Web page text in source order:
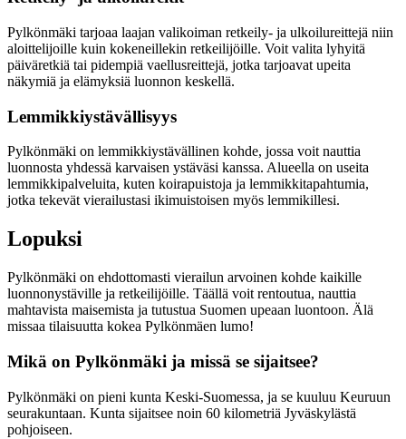
Pylkönmäki tarjoaa laajan valikoiman retkeily- ja ulkoilureittejä niin
aloittelijoille kuin kokeneillekin retkeilijöille. Voit valita lyhyitä
päiväretkiä tai pidempiä vaellusreittejä, jotka tarjoavat upeita
näkymiä ja elämyksiä luonnon keskellä.
Lemmikkiystävällisyys
Pylkönmäki on lemmikkiystävällinen kohde, jossa voit nauttia
luonnosta yhdessä karvaisen ystäväsi kanssa. Alueella on useita
lemmikkipalveluita, kuten koirapuistoja ja lemmikkitapahtumia,
jotka tekevät vierailustasi ikimuistoisen myös lemmikillesi.
Lopuksi
Pylkönmäki on ehdottomasti vierailun arvoinen kohde kaikille
luonnonystäville ja retkeilijöille. Täällä voit rentoutua, nauttia
mahtavista maisemista ja tutustua Suomen upeaan luontoon. Älä
missaa tilaisuutta kokea Pylkönmäen lumo!
Mikä on Pylkönmäki ja missä se sijaitsee?
Pylkönmäki on pieni kunta Keski-Suomessa, ja se kuuluu Keuruun
seurakuntaan. Kunta sijaitsee noin 60 kilometriä Jyväskylästä
pohjoiseen.